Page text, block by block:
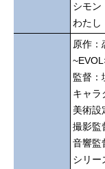
シモン
わたし
原作：
監督：
キャラ
美術設
撮影監
音響監
シリー